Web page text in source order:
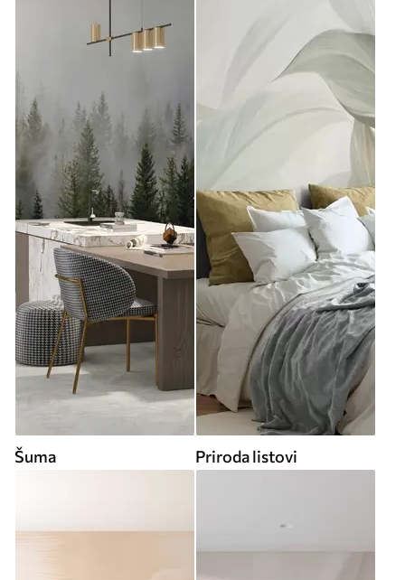
Šuma Priroda listovi